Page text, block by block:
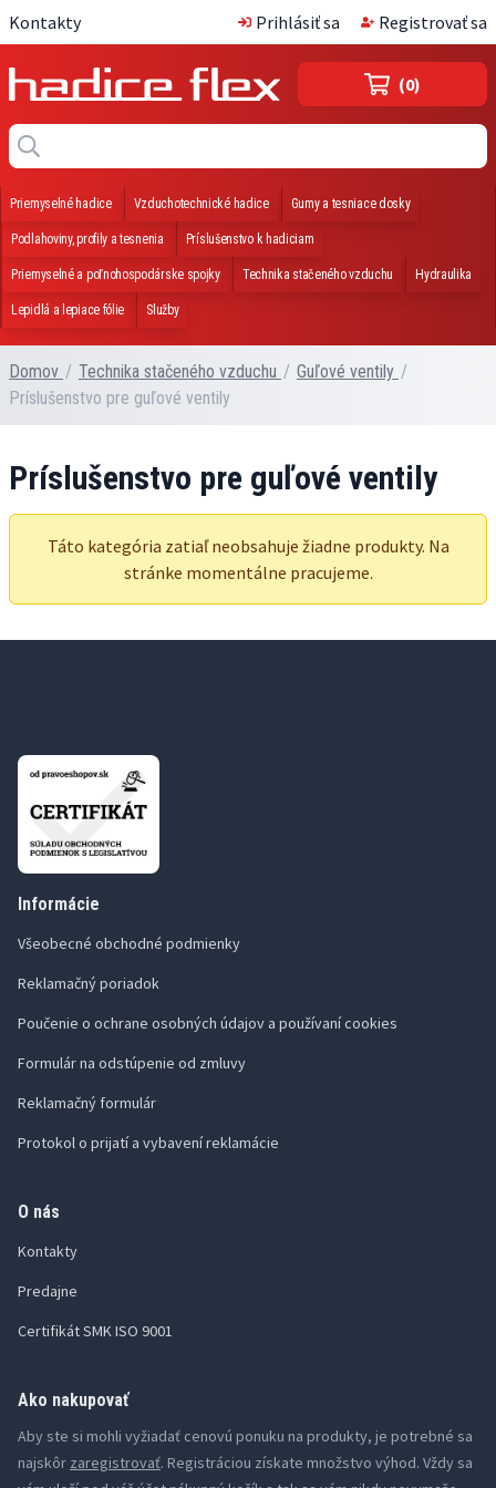
Kontakty Prihlásiť sa Registrovať sa
(0)
Priemyselné hadice Vzduchotechnické hadice Gumy a tesniace dosky
Podlahoviny, profily a tesnenia Príslušenstvo k hadiciam
Priemyselné a poľnohospodárske spojky Technika stačeného vzduchu Hydraulika
Lepidlá a lepiace fólie Služby
Domov / Technika stačeného vzduchu / Guľové ventily /
Príslušenstvo pre guľové ventily
Príslušenstvo pre guľové ventily
Táto kategória zatiaľ neobsahuje žiadne produkty. Na
stránke momentálne pracujeme.
Informácie
Všeobecné obchodné podmienky
Reklamačný poriadok
Poučenie o ochrane osobných údajov a používaní cookies
Formulár na odstúpenie od zmluvy
Reklamačný formulár
Protokol o prijatí a vybavení reklamácie
O nás
Kontakty
Predajne
Certifikát SMK ISO 9001
Ako nakupovať
Aby ste si mohli vyžiadať cenovú ponuku na produkty, je potrebné sa
najskôr zaregistrovať. Registráciou získate množstvo výhod. Vždy sa